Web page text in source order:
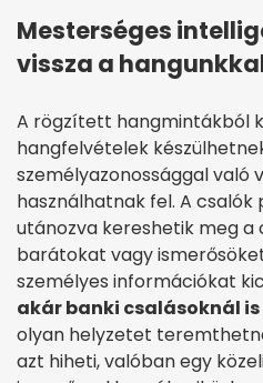
Mesterséges
vissza a
A rögzített hangmintákból
hangfelvételek
személyazonossággal való
használhatnak fel. A
utánozva kereshetik meg a
barátokat vagy
személyes információkat
akár banki csalásoknál
olyan helyzetet
azt hiheti, valóban egy